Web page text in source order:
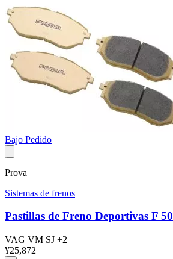
Bajo Pedido
Prova
Sistemas de frenos
Pastillas de Freno Deportivas F 50
VAG VM SJ +2
¥25,872